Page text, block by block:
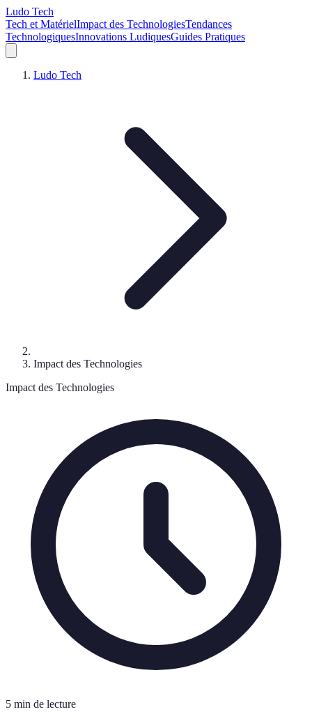
Ludo Tech
Tech et MatérielImpact des TechnologiesTendances
TechnologiquesInnovations LudiquesGuides Pratiques
Ludo Tech
Impact des Technologies
Impact des Technologies
5 min de lecture